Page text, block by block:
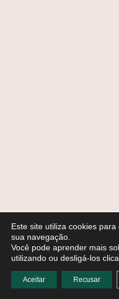
Este site utiliza cookies
sua navegação.
Você pode aprender mais
utilizando ou desligá-los
Aceitar Recusar